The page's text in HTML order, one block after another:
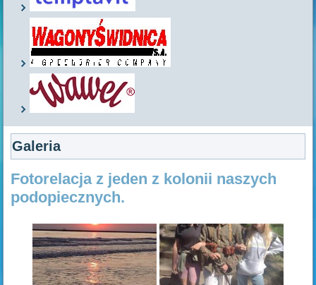
Galeria
Fotorelacja z jeden z kolonii naszych
podopiecznych.